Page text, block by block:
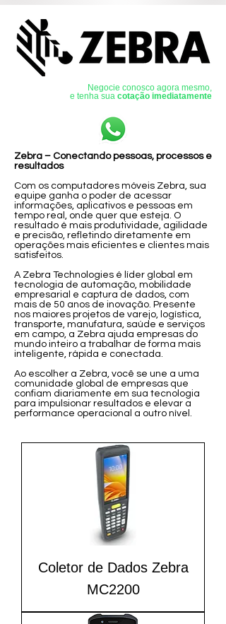
Negocie conosco agora mesmo,
e tenha sua cotação imediatamente
Zebra – Conectando pessoas, processos e
resultados
Com os computadores móveis Zebra, sua
equipe ganha o poder de acessar
informações, aplicativos e pessoas em
tempo real, onde quer que esteja. O
resultado é mais produtividade, agilidade
e precisão, refletindo diretamente em
operações mais eficientes e clientes mais
satisfeitos.
A Zebra Technologies é líder global em
tecnologia de automação, mobilidade
empresarial e captura de dados, com
mais de 50 anos de inovação. Presente
nos maiores projetos de varejo, logística,
transporte, manufatura, saúde e serviços
em campo, a Zebra ajuda empresas do
mundo inteiro a trabalhar de forma mais
inteligente, rápida e conectada.
Ao escolher a Zebra, você se une a uma
comunidade global de empresas que
confiam diariamente em sua tecnologia
para impulsionar resultados e elevar a
performance operacional a outro nível.
Coletor de Dados Zebra
MC2200